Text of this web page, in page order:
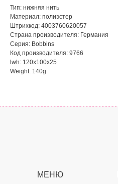
Тип: нижняя нить
Материал: полиэстер
Штрихкод: 4003760620057
Страна производителя: Германия
Серия: Bobbins
Код производителя: 9766
lwh: 120x100x25
Weight: 140g
МЕНЮ